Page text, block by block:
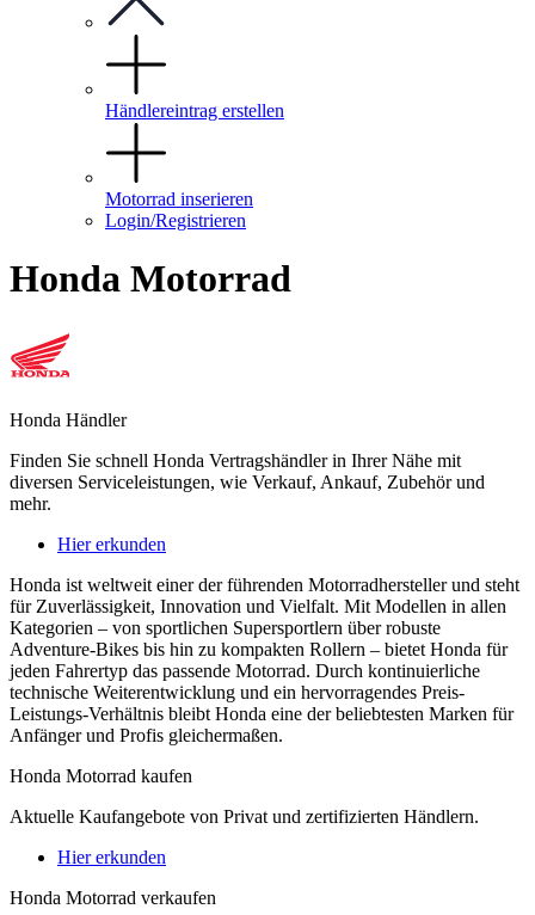
Händlereintrag erstellen
Motorrad inserieren
Login/Registrieren
Honda Motorrad
Honda Händler
Finden Sie schnell Honda Vertragshändler in Ihrer Nähe mit
diversen Serviceleistungen, wie Verkauf, Ankauf, Zubehör und
mehr.
Hier erkunden
Honda ist weltweit einer der führenden Motorradhersteller und steht
für Zuverlässigkeit, Innovation und Vielfalt. Mit Modellen in allen
Kategorien – von sportlichen Supersportlern über robuste
Adventure-Bikes bis hin zu kompakten Rollern – bietet Honda für
jeden Fahrertyp das passende Motorrad. Durch kontinuierliche
technische Weiterentwicklung und ein hervorragendes Preis-
Leistungs-Verhältnis bleibt Honda eine der beliebtesten Marken für
Anfänger und Profis gleichermaßen.
Honda Motorrad kaufen
Aktuelle Kaufangebote von Privat und zertifizierten Händlern.
Hier erkunden
Honda Motorrad verkaufen